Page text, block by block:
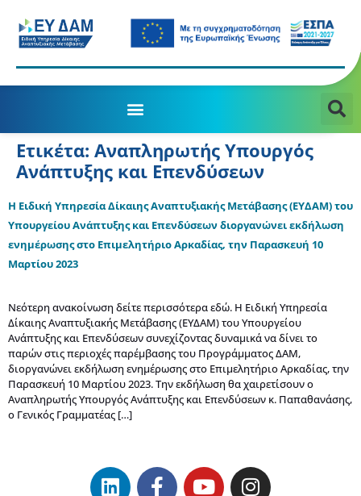
Ετικέτα: Αναπληρωτής Υπουργός
Ανάπτυξης και Επενδύσεων
Η Ειδική Υπηρεσία Δίκαιης Αναπτυξιακής Μετάβασης (ΕΥΔΑΜ) του
Υπουργείου Ανάπτυξης και Επενδύσεων διοργανώνει εκδήλωση
ενημέρωσης στο Επιμελητήριο Αρκαδίας, την Παρασκευή 10
Μαρτίου 2023
Νεότερη ανακοίνωση δείτε περισσότερα εδώ. Η Ειδική Υπηρεσία
Δίκαιης Αναπτυξιακής Μετάβασης (ΕΥΔΑΜ) του Υπουργείου
Ανάπτυξης και Επενδύσεων συνεχίζοντας δυναμικά να δίνει το
παρών στις περιοχές παρέμβασης του Προγράμματος ΔΑΜ,
διοργανώνει εκδήλωση ενημέρωσης στο Επιμελητήριο Αρκαδίας, την
Παρασκευή 10 Μαρτίου 2023. Την εκδήλωση θα χαιρετίσουν ο
Αναπληρωτής Υπουργός Ανάπτυξης και Επενδύσεων κ. Παπαθανάσης,
ο Γενικός Γραμματέας […]